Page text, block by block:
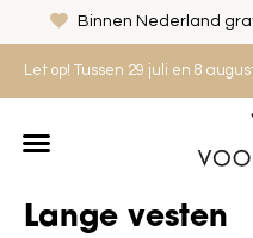
Binnen Nederland
Lange vesten